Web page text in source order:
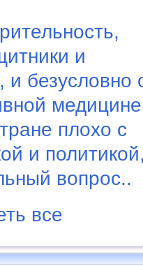
и
и безусловно
плохо с
и
вопрос..
все